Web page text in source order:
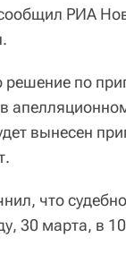
РИА
решение по
вынесен
что
30 марта, в